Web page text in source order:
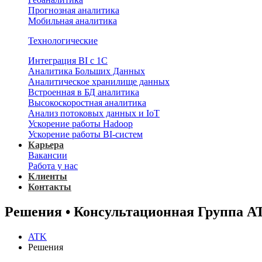
Прогнозная аналитика
Мобильная аналитика
Технологические
Интеграция BI с 1С
Аналитика Больших Данных
Аналитическое хранилище данных
Встроенная в БД аналитика
Высокоскоростная аналитика
Анализ потоковых данных и IoT
Ускорение работы Hadoop
Ускорение работы BI-систем
Карьера
Вакансии
Работа у нас
Клиенты
Контакты
Решения • Консультационная Группа
ATK
Решения